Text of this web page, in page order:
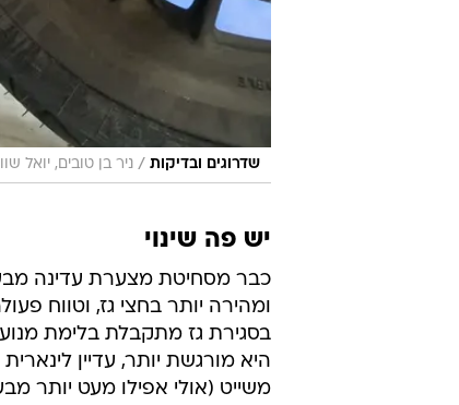
שדרוגים ובדיקות / ניר בן טובים, יואל
יש פה שינוי
כבר מסחיטת מצערת עדינה
ומהירה יותר בחצי גז, וטווח
בסגירת גז מתקבלת בלימת
משייט (אולי אפילו מעט יותר